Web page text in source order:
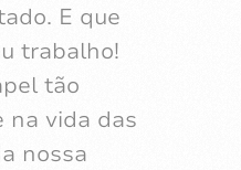
E que
trabalho!
tão
na vida das
nossa
mais